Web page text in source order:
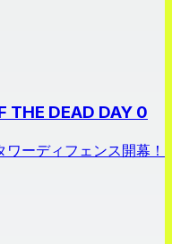
THE DEAD DAY 0
ーディフェンス開幕！